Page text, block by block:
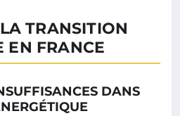
TRANSITION
EN FRANCE
DANS